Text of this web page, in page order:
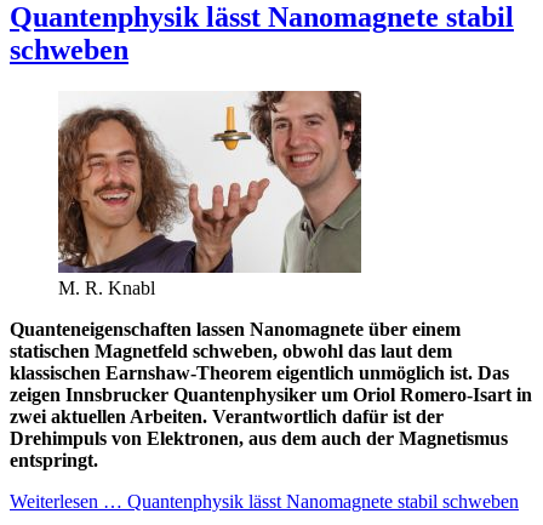
Quantenphysik lässt Nanomagnete stabil
schweben
M. R. Knabl
Quanteneigenschaften lassen Nanomagnete über einem
statischen Magnetfeld schweben, obwohl das laut dem
klassischen Earnshaw-Theorem eigentlich unmöglich ist. Das
zeigen Innsbrucker Quantenphysiker um Oriol Romero-Isart in
zwei aktuellen Arbeiten. Verantwortlich dafür ist der
Drehimpuls von Elektronen, aus dem auch der Magnetismus
entspringt.
Weiterlesen … Quantenphysik lässt Nanomagnete stabil schweben